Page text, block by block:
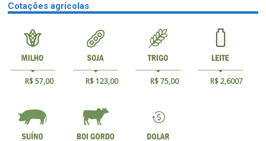
Cotações agrícolas
R$ 57,00 R$ 123,00 R$ 75,00 R$ 2,6007